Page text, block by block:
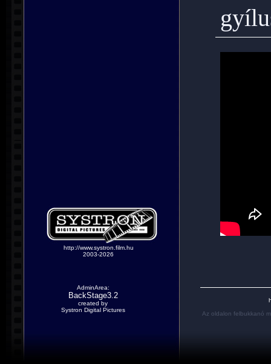
Az oldalon felbukkanó
http://www.systron.film.hu
2003-2026
AdminArea:
BackStage3.2
created by
Systron Digital Pictures